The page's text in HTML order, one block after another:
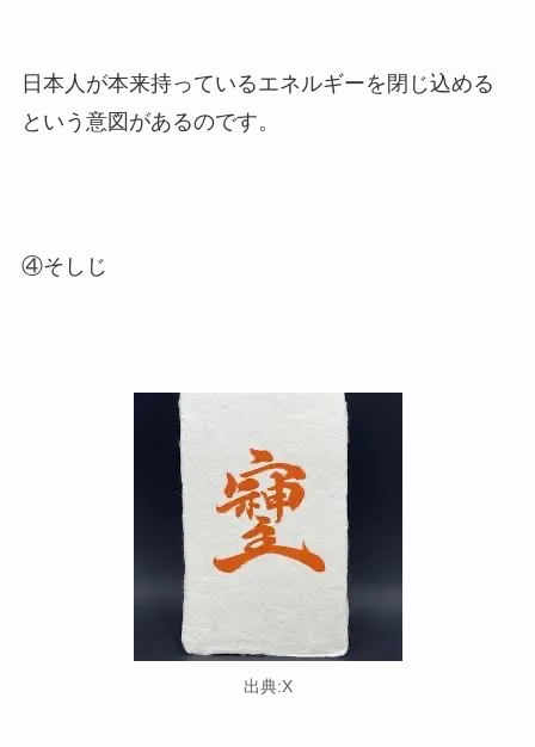
日本人が本来持っているエネルギーを閉じ込める
という意図があるのです。
④そしじ
出典:X